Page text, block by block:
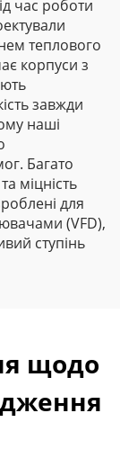
час роботи
теплового
корпуси з
завжди
наші
Багато
міцність
для
(VFD),
ступінь
щодо